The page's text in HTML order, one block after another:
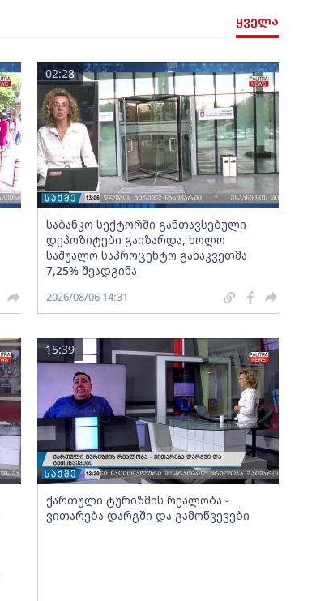
ყველა
საბანკო სექტორში განთავსებული
დეპოზიტები გაიზარდა, ხოლო
საშუალო საპროცენტო განაკვეთმა
7,25% შეადგინა
02:28
2026/08/06 14:31
ქართული ტურიზმის რეალობა -
ვითარება დარგში და გამოწვევები
15:39